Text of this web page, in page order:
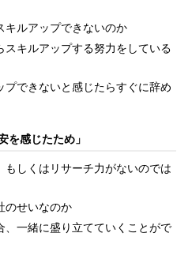
キルアップできないのか
スキルアップする努力をしている
プできないと感じたらすぐに辞め
を感じたため」
もしくはリサーチ力がないのでは
のせいなのか
、一緒に盛り立てていくことがで